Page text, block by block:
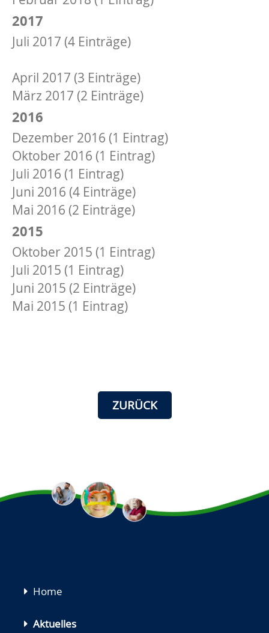
2017
Juli 2017 (4 Einträge)
April 2017 (3 Einträge)
März 2017 (2 Einträge)
2016
Dezember 2016 (1 Eintrag)
Oktober 2016 (1 Eintrag)
Juli 2016 (1 Eintrag)
Juni 2016 (4 Einträge)
Mai 2016 (2 Einträge)
2015
Oktober 2015 (1 Eintrag)
Juli 2015 (1 Eintrag)
Juni 2015 (2 Einträge)
Mai 2015 (1 Eintrag)
ZURÜCK
Navigation
Home
Aktuelles